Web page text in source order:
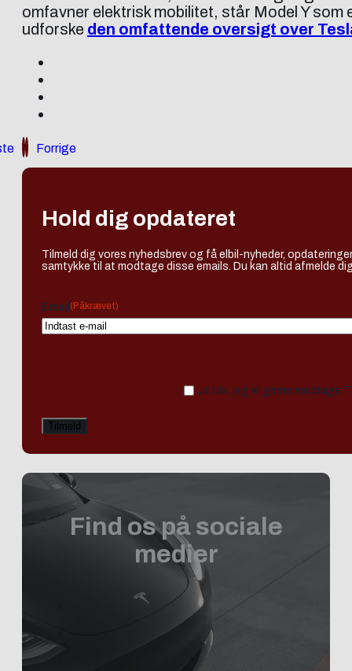
omfavner elektrisk mobilitet, står Model Y som
udforske den omfattende oversigt over
Forrige
Hold dig opdateret
Tilmeld dig vores nyhedsbrev og få elbil-nyheder,
samtykke til at modtage disse emails. Du kan altid afmelde
Email (Påkrævet)
Ja tak, jeg vil gerne modtage
Find os på sociale
medier